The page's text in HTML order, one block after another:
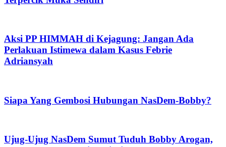
Aksi PP HIMMAH di Kejagung: Jangan Ada
Perlakuan Istimewa dalam Kasus Febrie
Adriansyah
Siapa Yang Gembosi Hubungan NasDem-Bobby?
Ujug-Ujug NasDem Sumut Tuduh Bobby Arogan,